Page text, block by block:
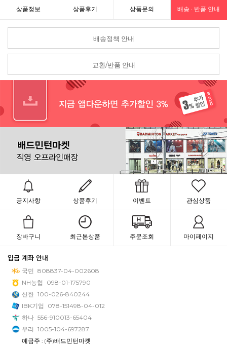
상품정보 상품후기 상품문의 배송 · 반품 안내
배송정책 안내
교환/반품 안내
공지사항 상품후기 이벤트 관심상품
장바구니 최근본상품 주문조회 마이페이지
입금 계좌 안내
국민 808837-04-002608
NH농협
098-01-175790
신한 100-026-840244
IBK기업
078-151498-04-012
하나 556-910013-65404
우리 1005-104-697287
예금주 : (주)배드민턴마켓